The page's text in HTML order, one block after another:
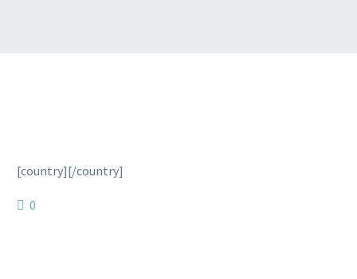
[country][/country]
0